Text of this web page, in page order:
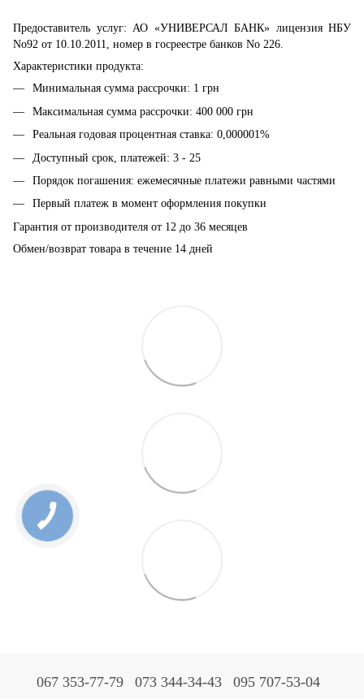
Предоставитель услуг: АО «УНИВЕРСАЛ БАНК» лицензия НБУ
No92 от 10.10.2011, номер в госреестре банков No 226.
Характеристики продукта:
Минимальная сумма рассрочки: 1 грн
Максимальная сумма рассрочки: 400 000 грн
Реальная годовая процентная ставка: 0,000001%
Доступный срок, платежей: 3 - 25
Порядок погашения: ежемесячные платежи равными частями
Первый платеж в момент оформления покупки
Гарантия от производителя от 12 до 36 месяцев
Обмен/возврат товара в течение 14 дней
067 353-77-79 073 344-34-43 095 707-53-04